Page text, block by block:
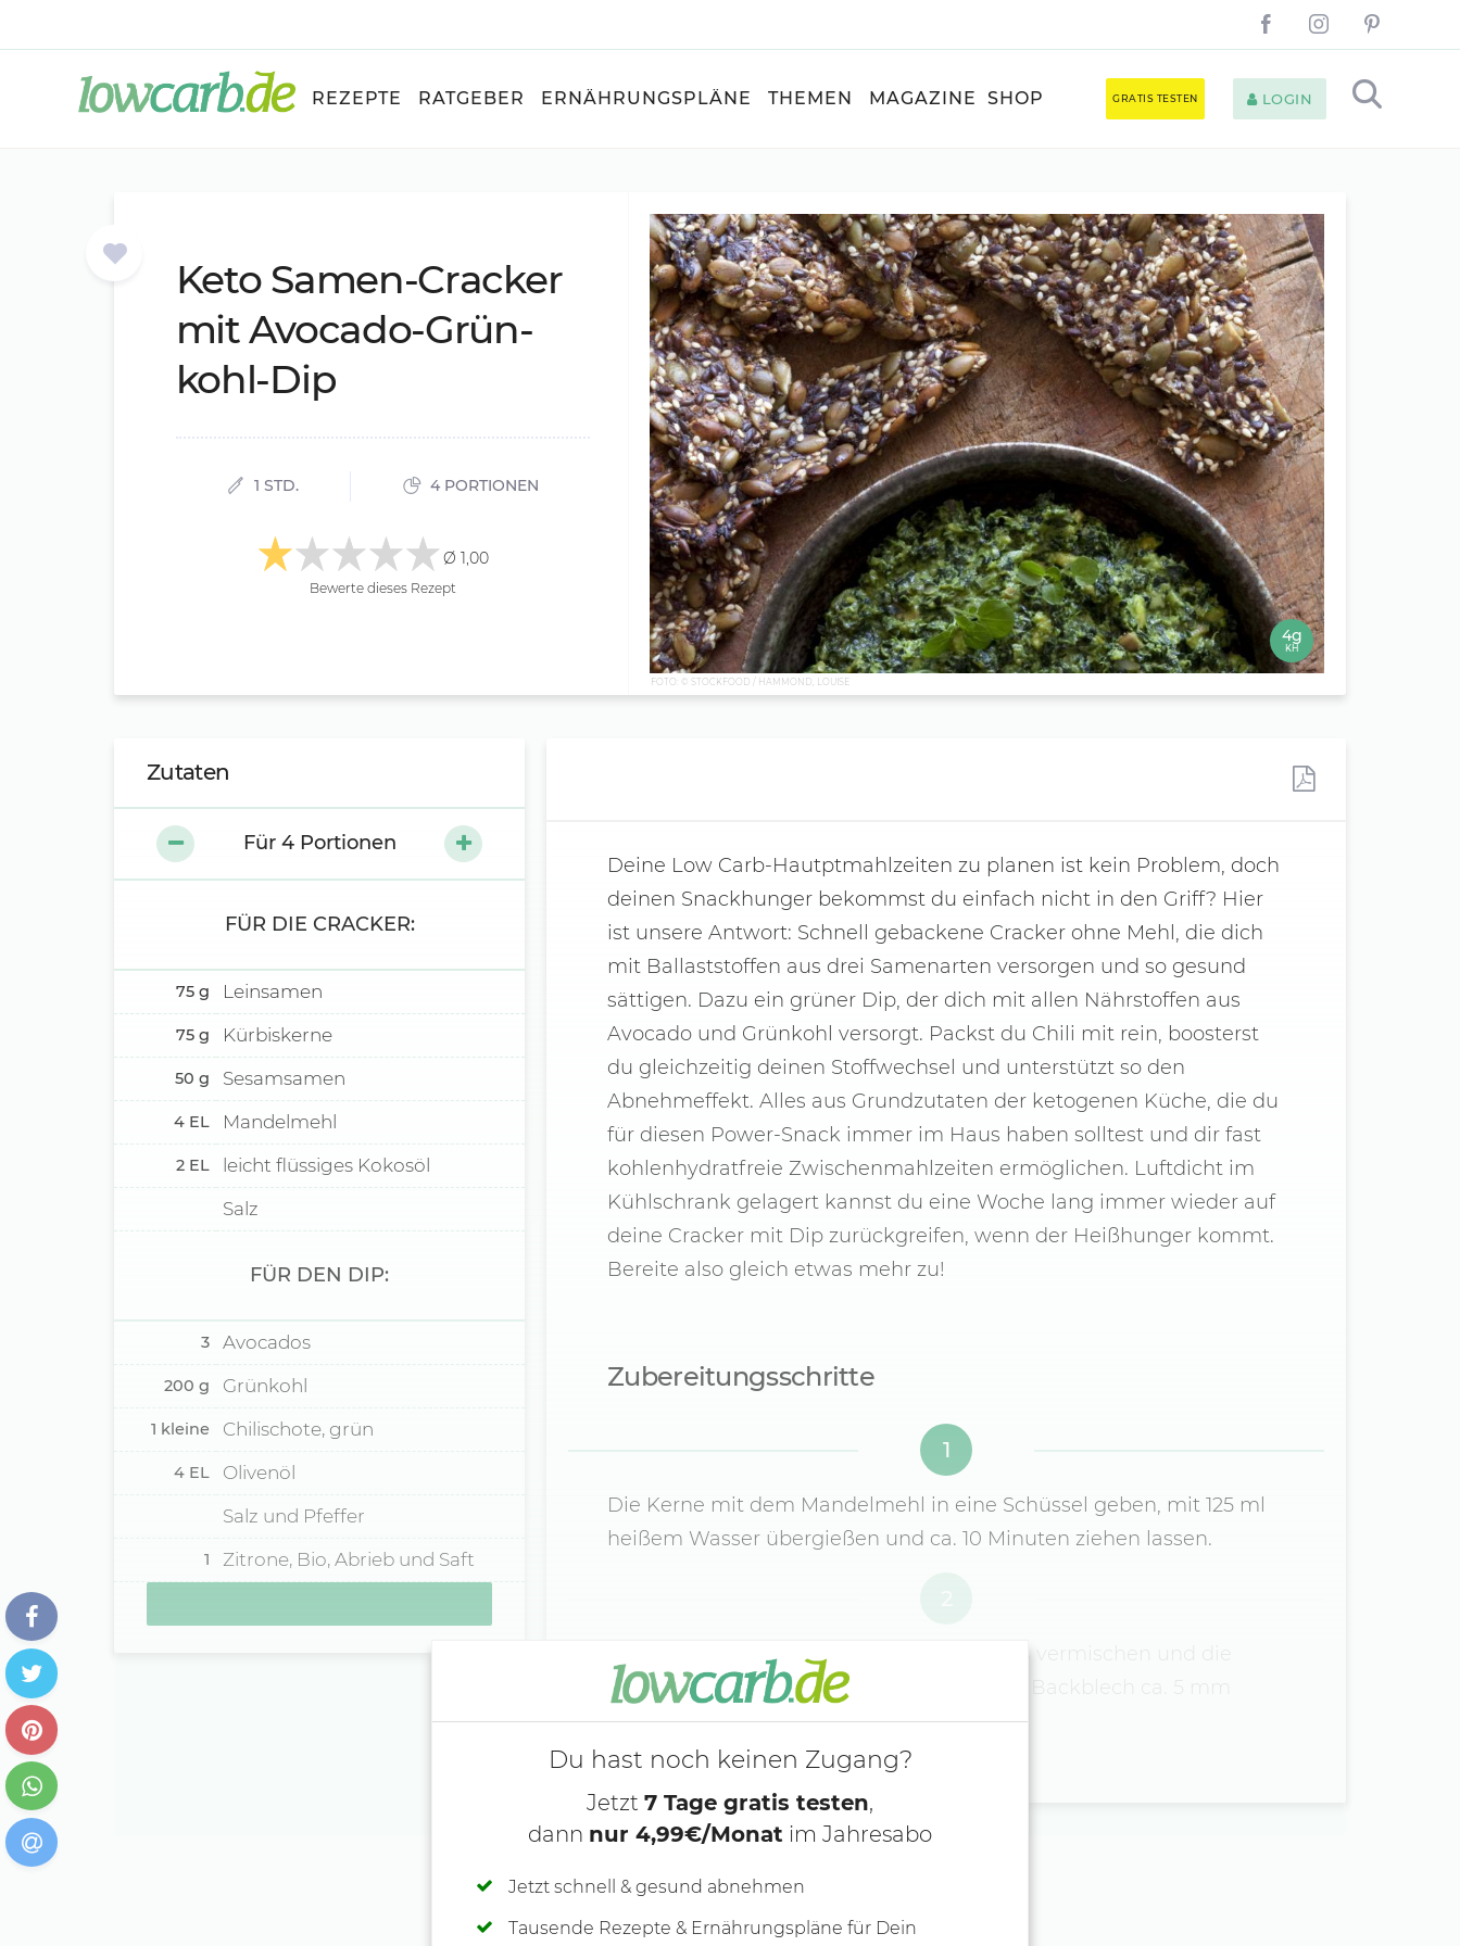
REZEPTE RATGEBER ERNÄHRUNGSPLÄNE THEMEN MAGAZINE SHOP GRATIS TESTEN LOGIN
FOTO: © STOCKFOOD / HAMMOND, LOUISE
4g
KH
Keto Sa­men-Cra­cker
mit Avo­ca­do-Grün­
kohl-Dip
1 STD. 4 PORTIONEN
Ø 1,00
Bewerte dieses Rezept
Deine Low Carb-Hautptmahlzeiten zu planen ist kein Problem, doch
deinen Snackhunger bekommst du einfach nicht in den Griff? Hier
ist unsere Antwort: Schnell gebackene Cracker ohne Mehl, die dich
mit Ballaststoffen aus drei Samenarten versorgen und so gesund
sättigen. Dazu ein grüner Dip, der dich mit allen Nährstoffen aus
Avocado und Grünkohl versorgt. Packst du Chili mit rein, boosterst
du gleichzeitig deinen Stoffwechsel und unterstützt so den
Abnehmeffekt. Alles aus Grundzutaten der ketogenen Küche, die du
für diesen Power-Snack immer im Haus haben solltest und dir fast
kohlenhydratfreie Zwischenmahlzeiten ermöglichen. Luftdicht im
Kühlschrank gelagert kannst du eine Woche lang immer wieder auf
deine Cracker mit Dip zurückgreifen, wenn der Heißhunger kommt.
Bereite also gleich etwas mehr zu!
Zubereitungsschritte
1
Die Kerne mit dem Mandelmehl in eine Schüssel geben, mit 125 ml
heißem Wasser übergießen und ca. 10 Minuten ziehen lassen.
Das Kokosöl hinzufügen, leicht salzen, alles vermischen und die
Masse auf einem mit Backpapier belegten Backblech ca. 5 mm
dünn ausstreichen.
Zutaten
Für 4Portionen
FÜR DIE CRACKER:
75 g Leinsamen
75 g Kürbiskerne
50 g Sesamsamen
4 EL Mandelmehl
2 EL
leicht flüssiges Kokosöl
Salz
FÜR DEN DIP:
3 Avocados
200 g Grünkohl
1 kleine Chilischote, grün
4 EL
Olivenöl
Salz und Pfeffer
1 Zitrone, Bio, Abrieb und Saft
Du hast noch keinen Zugang?
Jetzt 7 Tage gratis testen,
dann nur 4,99€/Monat im Jahresabo
Jetzt schnell & gesund abnehmen
Tausende Rezepte & Ernährungspläne für Dein